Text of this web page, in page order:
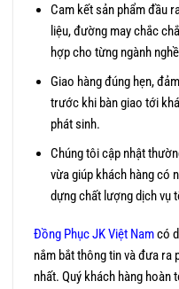
Cam kết sản phẩm đầu
liệu, đường may chắc
hợp cho từng ngành
Giao hàng đúng hẹn,
trước khi bàn giao tới
phát sinh.
Chúng tôi cập nhật
vừa giúp khách hàng có
dựng chất lượng dịch vụ
Đồng Phục JK Việt Namcó
nắm bắt thông tin và đưa ra
nhất. Quý khách hàng hoàn